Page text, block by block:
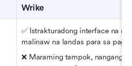
Wrike
✅ Istrakturadong interface na
malinaw na landas para sa
❌ Maraming tampok,